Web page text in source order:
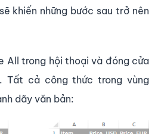
khiến những bước sau trở nên
All trong hội thoại và đóng cửa
Tất cả công thức trong vùng
dãy văn bản: